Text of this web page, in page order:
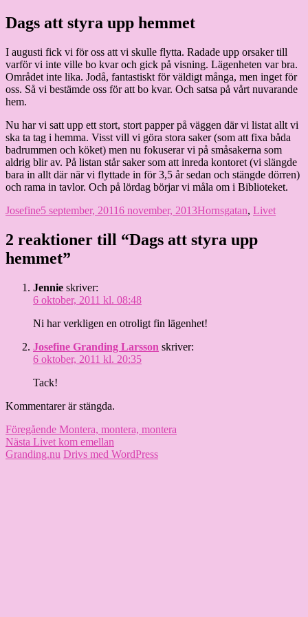
Hoppa
till
Granding.nu
Dags att styra upp hemmet
I augusti fick vi för oss att vi skulle flytta. Radade upp orsaker till
varför vi inte ville bo kvar och gick på visning. Lägenheten var bra.
Området inte lika. Jodå, fantastiskt för väldigt många, men inget för
oss. Så vi bestämde oss för att bo kvar. Och satsa på vårt nuvarande
hem.
Nu har vi satt upp ett stort, stort papper på väggen där vi listat allt vi
ska ta tag i hemma. Visst vill vi göra stora saker (som att fixa båda
badrummen och köket) men nu fokuserar vi på småsakerna som
aldrig blir av. På listan står saker som att inreda kontoret (vi slängde
bara in allt där när vi flyttade in för 3,5 år sedan och stängde dörren)
och rama in tavlor. Och på lördag börjar vi måla om i Biblioteket.
Författare
JosefinePublicerat
5 september, 20116 november, 2013Kategorier
Hornsgatan, Livet
2 reaktioner till “Dags att styra upp
hemmet”
Jennie skriver:
6 oktober, 2011 kl. 08:48
Ni har verkligen en otroligt fin lägenhet!
Josefine Granding Larsson skriver:
6 oktober, 2011 kl. 20:35
Tack!
Kommentarer är stängda.
Inläggsnavigering
Föregående Föregående
inlägg:
Montera, montera, montera
Nästa Nästa
inlägg:
Livet kom emellan
Granding.nu Drivs med WordPress